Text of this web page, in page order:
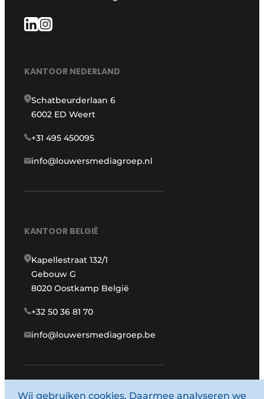
KANTOOR NEDERLAND
Schatbeurderlaan 6
6002 ED Weert
+31 495 450095
info@louwersmediagroep.nl
KANTOOR BELGIË
Kapellestraat 132/1
Gebouw G
8020 Oostkamp België
+32 50 36 81 70
info@louwersmediagroep.be
www.louwersmediagroep.com
Wij gebruiken cookies. Daarmee analyseren we